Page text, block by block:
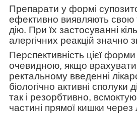
Препарати у формі
ефективно виявляють свою
дію. При їх застосуванні
алергічних реакцій значно
Перспективність цієї
очевидною, якщо
ректальному введенні
біологічно активні сполуки
так і резорбтивно,
частині прямої кишки через